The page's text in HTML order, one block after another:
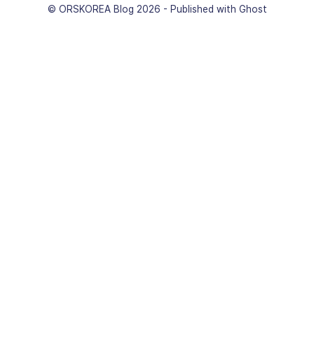
© ORSKOREA Blog 2026 - Published with Ghost